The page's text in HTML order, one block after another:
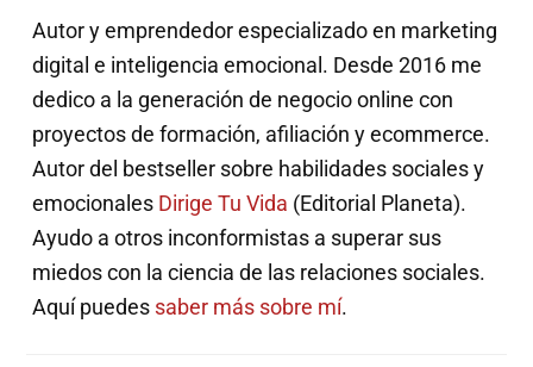
Autor y emprendedor especializado en marketing
digital e inteligencia emocional. Desde 2016 me
dedico a la generación de negocio online con
proyectos de formación, afiliación y ecommerce.
Autor del bestseller sobre habilidades sociales y
emocionales Dirige Tu Vida (Editorial Planeta).
Ayudo a otros inconformistas a superar sus
miedos con la ciencia de las relaciones sociales.
Aquí puedes saber más sobre mí.